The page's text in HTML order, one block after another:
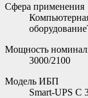
Сфера применения
Мощность
3000/2100
Модель ИБП
Smart-UPS C